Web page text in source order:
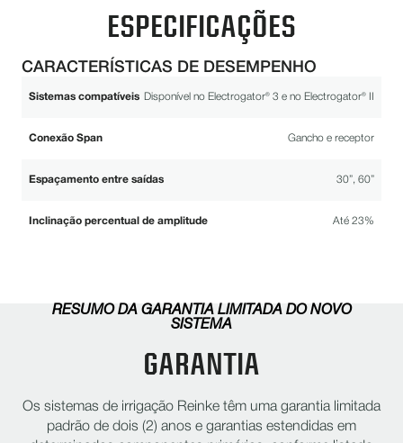
ESPECIFICAÇÕES
CARACTERÍSTICAS DE DESEMPENHO
Sistemas compatíveis Disponível no Electrogator® 3 e no Electrogator® II
Conexão Span Gancho e receptor
Espaçamento entre saídas 30”, 60”
Inclinação percentual de amplitude Até 23%
RESUMO DA GARANTIA LIMITADA DO NOVO
SISTEMA
GARANTIA
Os sistemas de irrigação Reinke têm uma garantia limitada
padrão de dois (2) anos e garantias estendidas em